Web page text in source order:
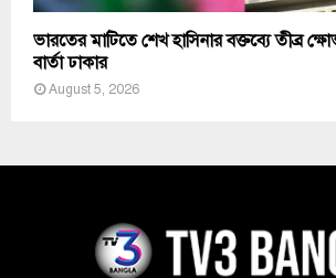
ভারতের মাটিতে শেখ হাসিনার বক্তব্যে তীব্র
বার্তা ঢাকার
August 5, 2026